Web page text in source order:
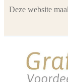
Deze website